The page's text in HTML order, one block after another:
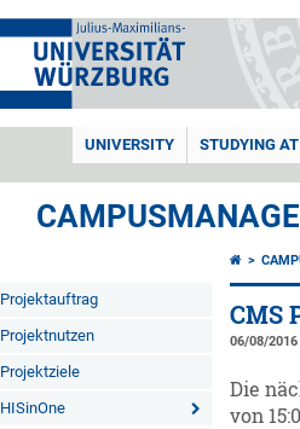
UNIVERSITY STUDYING
Projektauftrag
Projektnutzen
Projektziele
HISinOne
CMS
06/08/2016
Die
von